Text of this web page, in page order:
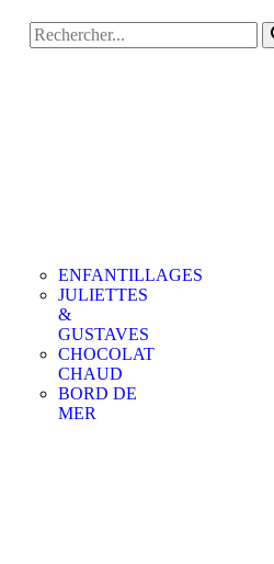
ENFANTILLAGES
JULIETTES
&
GUSTAVES
CHOCOLAT
CHAUD
BORD DE
MER